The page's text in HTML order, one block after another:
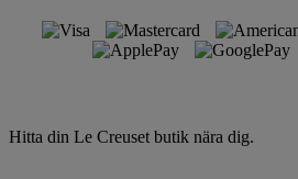
Hitta din Le Creuset butik nära dig.